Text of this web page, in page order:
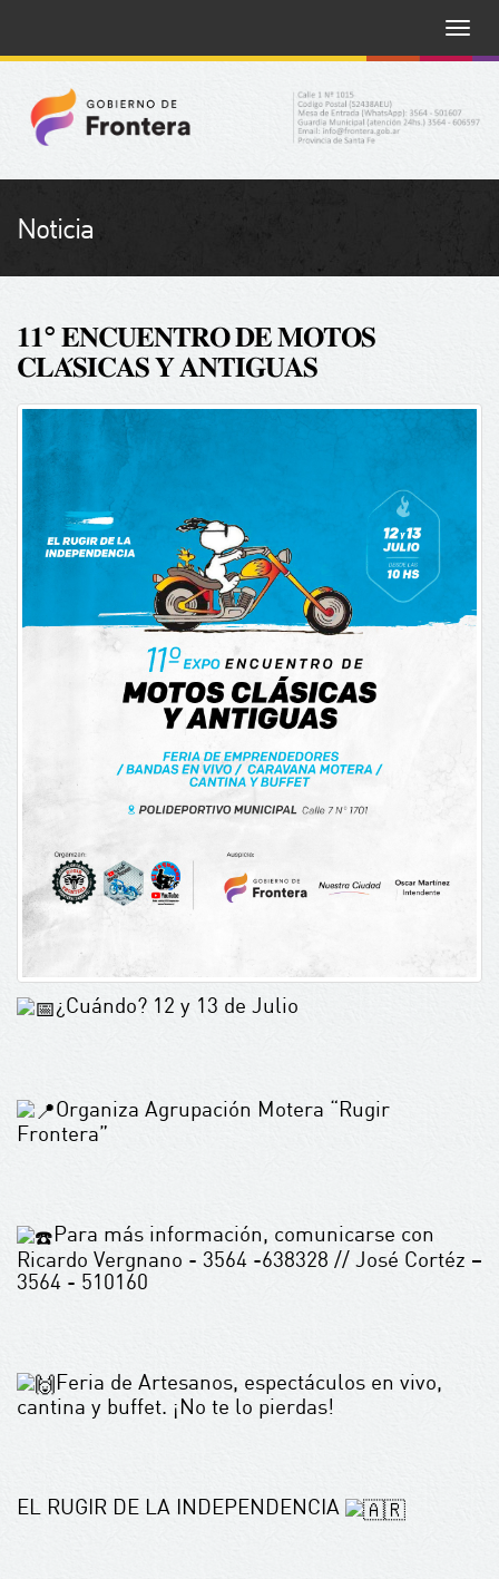
Toggle
Noticia
𝟏𝟏° 𝐄𝐍𝐂𝐔𝐄𝐍𝐓𝐑𝐎 𝐃𝐄 𝐌𝐎𝐓𝐎𝐒
𝐂𝐋𝐀́𝐒𝐈𝐂𝐀𝐒 𝐘 𝐀𝐍𝐓𝐈𝐆𝐔𝐀𝐒
¿Cuándo? 12 y 13 de Julio
Organiza Agrupación Motera “Rugir
Frontera”
Para más información, comunicarse con
Ricardo Vergnano - 3564 -638328 // José Cortéz –
3564 - 510160
Feria de Artesanos, espectáculos en vivo,
cantina y buffet. ¡No te lo pierdas!
EL RUGIR DE LA INDEPENDENCIA